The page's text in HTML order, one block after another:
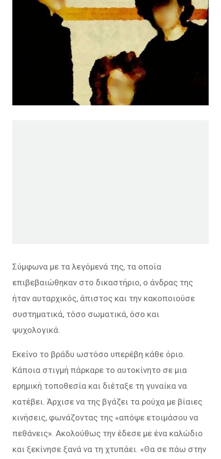
Σύμφωνα με τα λεγόμενά της, τα οποία
επιβεβαιώθηκαν στο δικαστήριο, ο άνδρας της
ήταν αυταρχικός, άπιστος και την κακοποιούσε
συστηματικά, τόσο σωματικά, όσο και
ψυχολογικά.
Εκείνο το βράδυ ωστόσο υπερέβη κάθε όριο.
Κάποια στιγμή πάρκαρε το αυτοκίνητο σε μια
ερημική τοποθεσία και διέταξε τη γυναίκα να
κατέβει. Άρχισε να της βγάζει τα ρούχα με βίαιες
κινήσεις, φωνάζοντας της «απόψε ετοιμάσου να
πεθάνεις». Ακολούθως την έδεσε με ένα καλώδιο
και ξεκίνησε ξανά να τη χτυπάει. «Θα σε πάω στην